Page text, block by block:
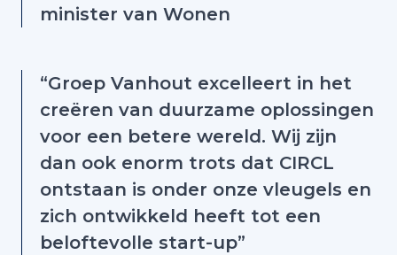
minister van Wonen
“Groep Vanhout excelleert in het
creëren van duurzame oplossingen
voor een betere wereld. Wij zijn
dan ook enorm trots dat CIRCL
ontstaan is onder onze vleugels en
zich ontwikkeld heeft tot een
beloftevolle start-up”